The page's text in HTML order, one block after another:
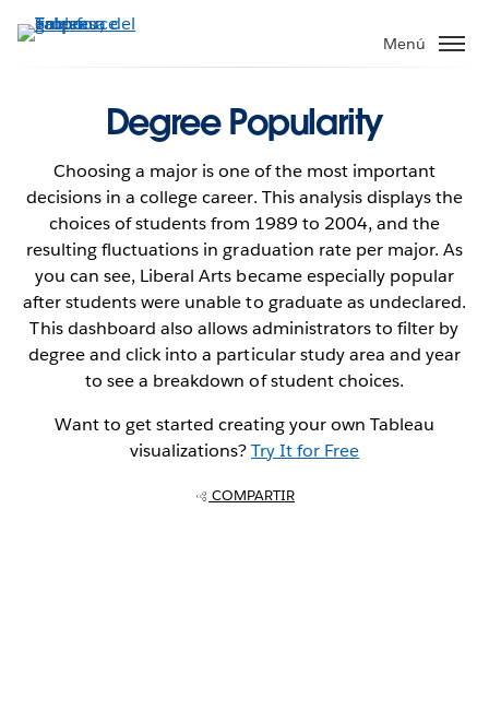
Menú
Degree Popularity
Choosing a major is one of the most important
decisions in a college career. This analysis displays the
choices of students from 1989 to 2004, and the
resulting fluctuations in graduation rate per major. As
you can see, Liberal Arts became especially popular
after students were unable to graduate as undeclared.
This dashboard also allows administrators to filter by
degree and click into a particular study area and year
to see a breakdown of student choices.
Want to get started creating your own Tableau
visualizations?Try It for Free
COMPARTIR